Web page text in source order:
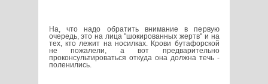
На, что надо обратить внимание в первую
очередь, это на лица "шокированных жертв" и на
тех, кто лежит на носилках. Крови бутафорской
не пожалели, а вот предварительно
проконсультироваться откуда она должна течь -
поленились.